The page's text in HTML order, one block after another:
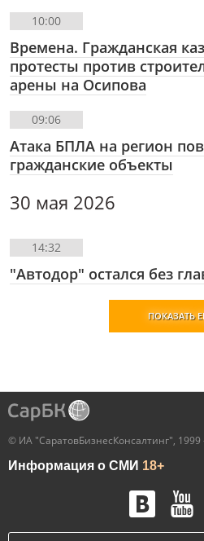
10:00
Времена. Гражданская
протесты против
арены на Осипова
09:06
Атака БПЛА на регион
гражданские объекты
30 мая 2026
14:32
"Автодор" остался без
ПОКАЗАТЬ
© ИА "СаратовБизнесКонсалтинг", 1999
Информация о СМИ 18+